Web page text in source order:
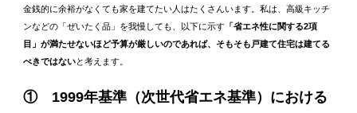
金銭的に余裕がなくても家を建てたい人はたくさんいます。私は、高級キッチ
ンなどの「ぜいたく品」を我慢しても、以下に示す「省エネ性に関する2項
目」が満たせないほど予算が厳しいのであれば、そもそも戸建て住宅は建てる
べきではないと考えます。
① 1999年基準（次世代省エネ基準）における